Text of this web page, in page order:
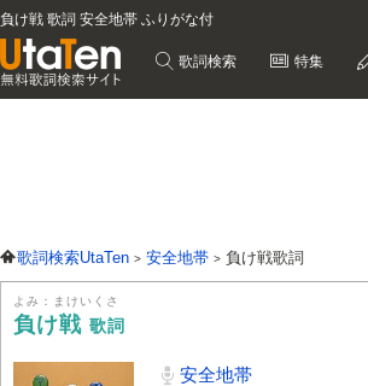
負け戦 歌詞 安全地帯 ふりがな付
歌詞検索 特集
歌詞検索UtaTen 安全地帯 負け戦歌詞
よみ：まけいくさ
負け戦 歌詞
安全地帯